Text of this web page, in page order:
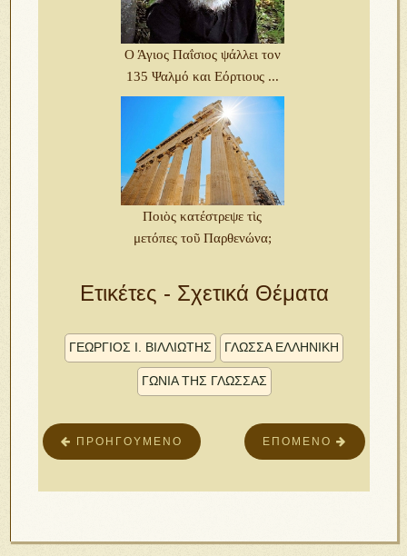
Ο Άγιος Παΐσιος ψάλλει τον
135 Ψαλμό και Εόρτιους ...
Ποιὸς κατέστρεψε τὶς
μετόπες τοῦ Παρθενώνα;
Ετικέτες - Σχετικά Θέματα
ΓΕΏΡΓΙΟΣ Ἰ. ΒΙΛΛΙΏΤΗΣ ΓΛΩΣΣΑ ΕΛΛΗΝΙΚΗ
ΓΩΝΙΑ ΤΗΣ ΓΛΩΣΣΑΣ
ΕΠΌΜΕΝΟ
ΠΡΟΗΓΟΎΜΕΝΟ